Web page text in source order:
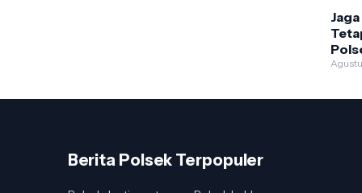
Berita Polsek Terpopuler